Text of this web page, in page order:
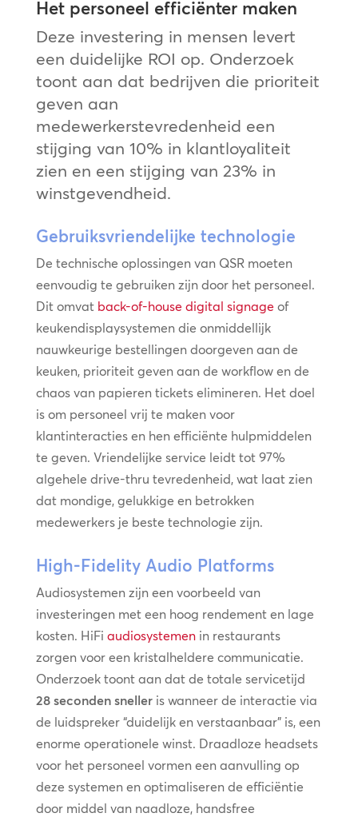
Het personeel efficiënter maken
Deze investering in mensen levert
een duidelijke ROI op. Onderzoek
toont aan dat bedrijven die prioriteit
geven aan
medewerkerstevredenheid een
stijging van 10% in klantloyaliteit
zien en een stijging van 23% in
winstgevendheid.
Gebruiksvriendelijke technologie
De technische oplossingen van QSR moeten
eenvoudig te gebruiken zijn door het personeel.
Dit omvat back-of-house digital signage of
keukendisplaysystemen die onmiddellijk
nauwkeurige bestellingen doorgeven aan de
keuken, prioriteit geven aan de workflow en de
chaos van papieren tickets elimineren. Het doel
is om personeel vrij te maken voor
klantinteracties en hen efficiënte hulpmiddelen
te geven. Vriendelijke service leidt tot 97%
algehele drive-thru tevredenheid, wat laat zien
dat mondige, gelukkige en betrokken
medewerkers je beste technologie zijn.
High-Fidelity Audio Platforms
Audiosystemen zijn een voorbeeld van
investeringen met een hoog rendement en lage
kosten. HiFi audiosystemenin restaurants
zorgen voor een kristalheldere communicatie.
Onderzoek toont aan dat de totale servicetijd
28 seconden snelleris wanneer de interactie via
de luidspreker “duidelijk en verstaanbaar” is, een
enorme operationele winst. Draadloze headsets
voor het personeel vormen een aanvulling op
deze systemen en optimaliseren de efficiëntie
door middel van naadloze, handsfree